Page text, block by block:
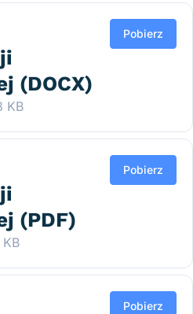
(DOCX)
KB
Pobierz
(PDF)
Pobierz
Pobierz